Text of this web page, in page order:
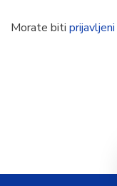
Morate biti prijavljeni